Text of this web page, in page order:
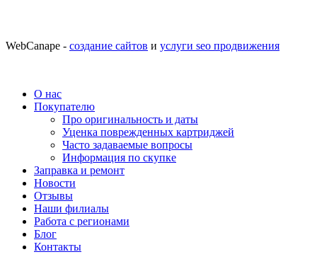
WebCanape - создание сайтов и услуги seo продвижения
О нас
Покупателю
Про оригинальность и даты
Уценка поврежденных картриджей
Часто задаваемые вопросы
Информация по скупке
Заправка и ремонт
Новости
Отзывы
Наши филиалы
Работа с регионами
Блог
Контакты